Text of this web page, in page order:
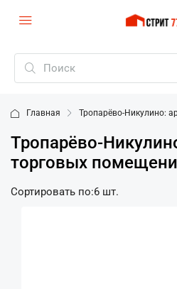
Главная Тропарёво-Никулино:
Тропарёво-
торговых
6 шт.
Сортировать по: